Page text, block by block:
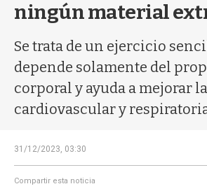
ningún material
Se trata de un ejercicio
depende solamente del
corporal y ayuda a mejorar
cardiovascular y
31/12/2023, 03:30
Compartir esta noticia